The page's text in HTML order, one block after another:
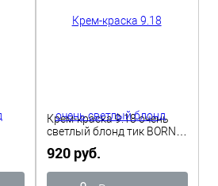
Крем-краска 9.18 очень
светлый блонд тик BORN
мл Shot
920 руб.